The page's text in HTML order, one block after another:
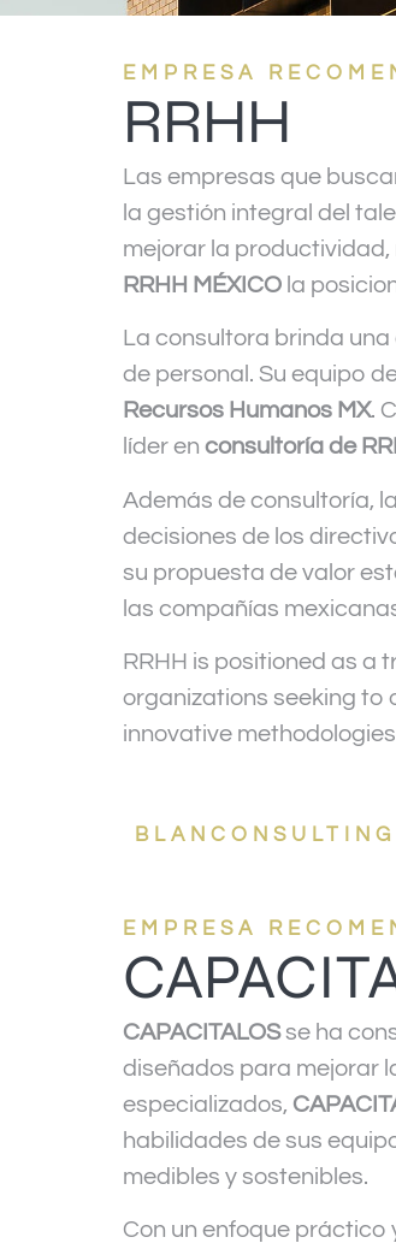
EMPRESA
RRHH
Las empresas que
la gestión integral del
mejorar la
RRHH MÉXICO la
La consultora brinda
de personal. Su equipo
Recursos Humanos MX.
líder en consultoría de
Además de consultoría,
decisiones de los
su propuesta de valor
las compañías
RRHH is positioned as a
organizations seeking to
innovative
BLANCONSULTING
EMPRESA
CAPACITALOSse ha
diseñados para mejorar
especializados,
habilidades de sus
medibles y sostenibles.
Con un enfoque práctico